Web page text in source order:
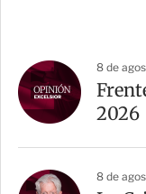
8 de
2026
8 de